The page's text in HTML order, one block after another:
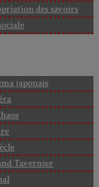
des savoirs
japonais
Tavernier